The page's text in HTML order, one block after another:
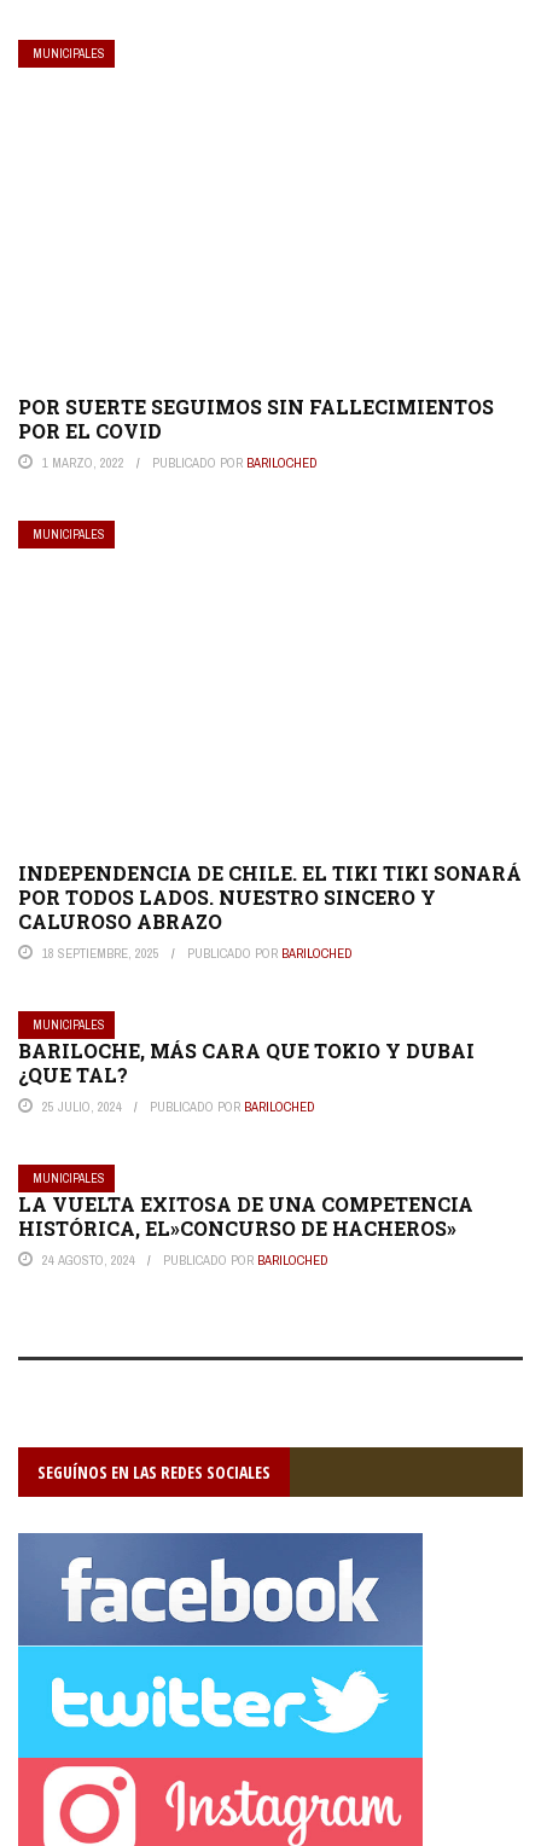
MUNICIPALES
POR SUERTE SEGUIMOS SIN FALLECIMIENTOS
POR EL COVID
1 MARZO, 2022 PUBLICADO POR BARILOCHED
MUNICIPALES
INDEPENDENCIA DE CHILE. EL TIKI TIKI SONARÁ
POR TODOS LADOS. NUESTRO SINCERO Y
CALUROSO ABRAZO
18 SEPTIEMBRE, 2025 PUBLICADO POR BARILOCHED
MUNICIPALES
BARILOCHE, MÁS CARA QUE TOKIO Y DUBAI
¿QUE TAL?
25 JULIO, 2024 PUBLICADO POR BARILOCHED
MUNICIPALES
LA VUELTA EXITOSA DE UNA COMPETENCIA
HISTÓRICA, EL»CONCURSO DE HACHEROS»
24 AGOSTO, 2024 PUBLICADO POR BARILOCHED
SEGUÍNOS EN LAS REDES SOCIALES